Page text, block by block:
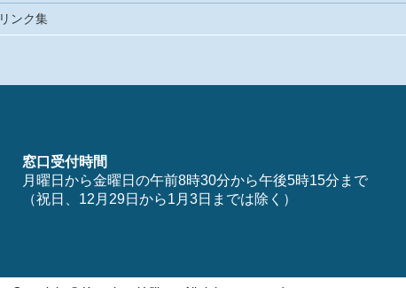
リンク集
窓口受付時間
月曜日から金曜日の午前8時30分から午後5時15分まで
（祝日、12月29日から1月3日までは除く）